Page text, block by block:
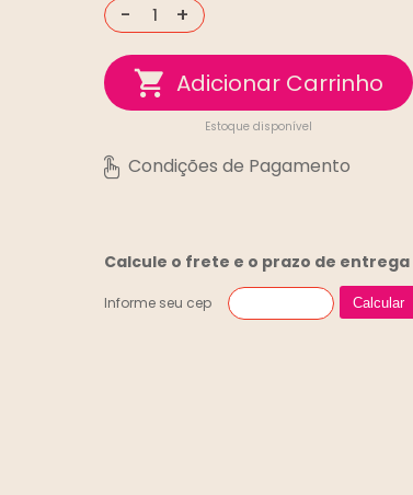
- +
Estoque disponível
Calcule o frete e o prazo de entrega
Informe seu cep Calcular